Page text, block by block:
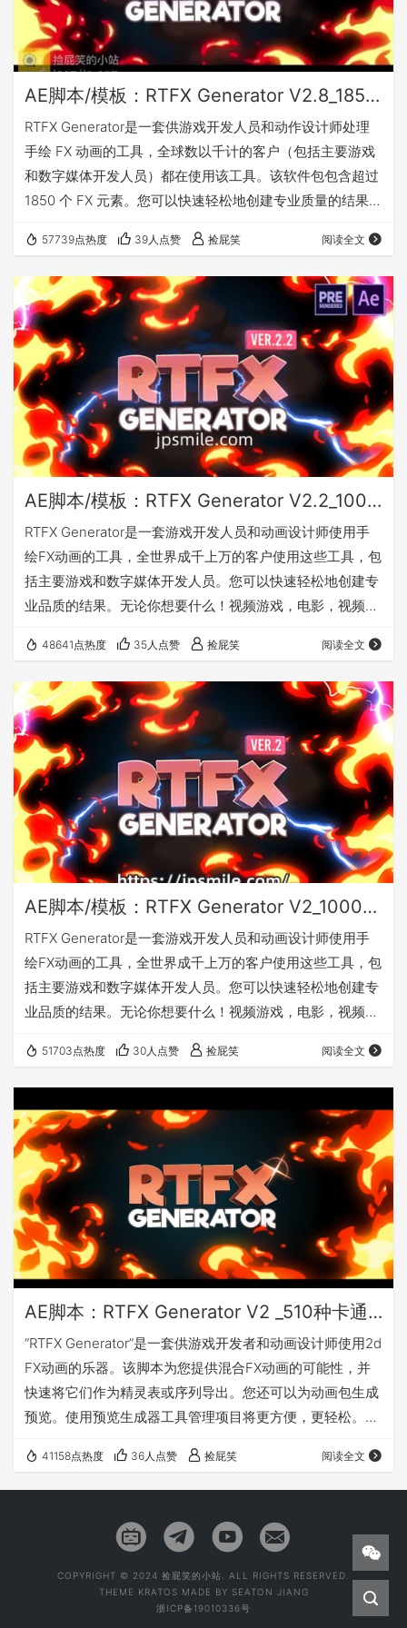
AE脚本/模板：RTFX Generator V2.8_1850种卡通手绘动漫雷电能量爆炸火焰烟雾流体MG动画元素
RTFX Generator是一套供游戏开发人员和动作设计师处理
手绘 FX 动画的工具，全球数以千计的客户（包括主要游戏
和数字媒体开发人员）都在使用该工具。该软件包包含超过
1850 个 FX 元素。您可以快速轻松地创建专业质量的结果。
Instagram 或者更多其它类型。该产品是为 Adob​​e After
Effects 设计的，但您可以使用预渲染的视频（带Alpha通
道）和合成程序（如 Sony Vegas、Edius、Photoshop
等）的非线…
57739点热度 39人点赞 捡屁笑 阅读全文
AE脚本/模板：RTFX Generator V2.2_1000种卡通手绘动漫雷电能量爆炸火焰烟雾流体MG动画元素
RTFX Generator是一套游戏开发人员和动画设计师使用手
绘FX动画的工具，全世界成千上万的客户使用这些工具，包
括主要游戏和数字媒体开发人员。您可以快速轻松地创建专
业品质的结果。无论你想要什么！视频游戏，电影，视频剪
Adobe After Effects设计，但您可以使用预渲染剪辑和所有
非线性编辑工具支持遮罩和合成程序，如Adobe Premier
Pro，After Effects，Photoshop，Sony Vegas，Final
Cut，…
48641点热度 35人点赞 捡屁笑 阅读全文
AE脚本/模板：RTFX Generator V2_1000种卡通手绘动漫雷电能量爆炸火焰烟雾流体MG动画元素(10月9日更新)
RTFX Generator是一套游戏开发人员和动画设计师使用手
绘FX动画的工具，全世界成千上万的客户使用这些工具，包
括主要游戏和数字媒体开发人员。您可以快速轻松地创建专
业品质的结果。无论你想要什么！视频游戏，电影，视频剪
Adobe After Effects设计，但您可以使用预渲染剪辑和所有
非线性编辑工具支持遮罩和合成程序，如Adobe Premier
Pro，After Effects，Photoshop，Sony Vegas，Final
Cut，…
51703点热度 30人点赞 捡屁笑 阅读全文
AE脚本：RTFX Generator V2 _510种卡通手绘动漫雷电能量爆炸火焰烟雾流体MG动画元素_模板+视频素材
“RTFX Generator”是一套供游戏开发者和动画设计师使用2d
FX动画的乐器。该脚本为您提供混合FX动画的可能性，并
快速将它们作为精灵表或序列导出。您还可以为动画包生成
预览。使用预览生成器工具管理项目将更方便，更轻松。但
动画允许使用所有非线性编辑工具支持遮罩和合成程序，如
Adobe Premier，Adobe After Effects，Sony Vegas，
41158点热度 36人点赞 捡屁笑 阅读全文
COPYRIGHT © 2024 捡屁笑的小站. ALL RIGHTS RESERVED.
THEME KRATOS MADE BY SEATON JIANG
浙ICP备19010336号